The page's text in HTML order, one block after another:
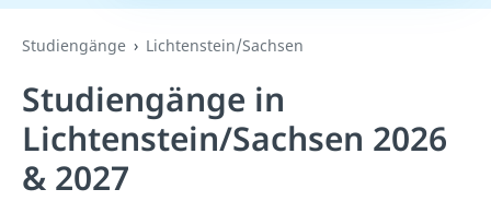
Studiengänge Lichtenstein/Sachsen
Studiengänge in
Lichtenstein/Sachsen 2026
& 2027